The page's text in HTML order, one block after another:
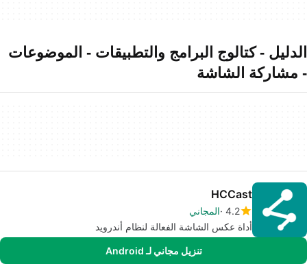
الدليل - كتالوج البرامج والتطبيقات - الموضوعات
- مشاركة الشاشة
HCCast
4.2 المجاني
أداة عكس الشاشة الفعالة لنظام أندرويد
تنزيل مجاني لـ Android